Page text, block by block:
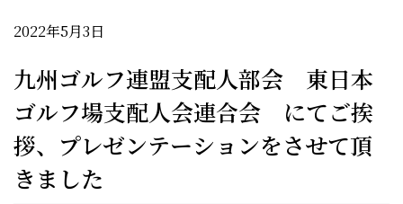
2022年5月3日
九州ゴルフ連盟支配人部会 東日本
ゴルフ場支配人会連合会 にてご挨
拶、プレゼンテーションをさせて頂
きました